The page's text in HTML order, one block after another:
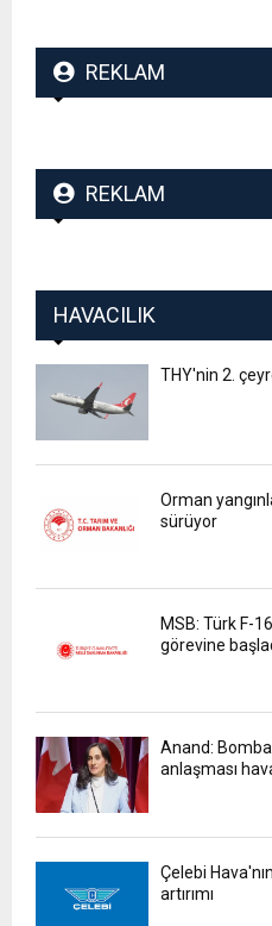
REKLAM
REKLAM
HAVACILIK
THY'nin 2.
Orman
sürüyor
MSB: Türk F-
görevine
Anand:
anlaşması
Çelebi
artırımı